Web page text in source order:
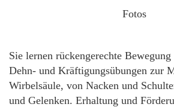
Fotos
Sie lernen rückengerechte
Dehn- und Kräftigungsübungen zur
Wirbelsäule, von Nacken und
und Gelenken. Erhaltung und